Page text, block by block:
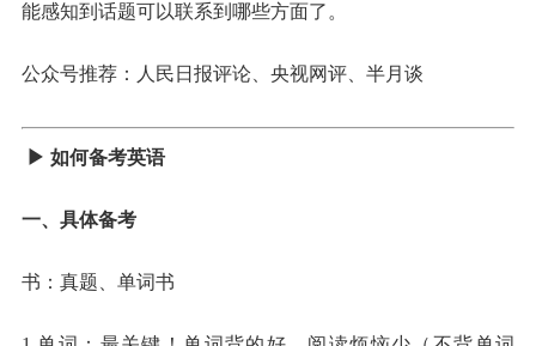
能感知到话题可以联系到哪些方面了。
公众号推荐：人民日报评论、央视网评、半月谈
▶ 如何备考英语
一、具体备考
书：真题、单词书